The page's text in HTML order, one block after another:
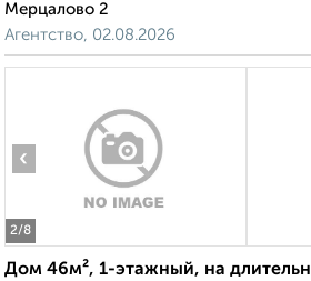
Мерцалово 2
Агентство, 02.08.2026
2/8
‹
Дом 46м², 1-этажный, на